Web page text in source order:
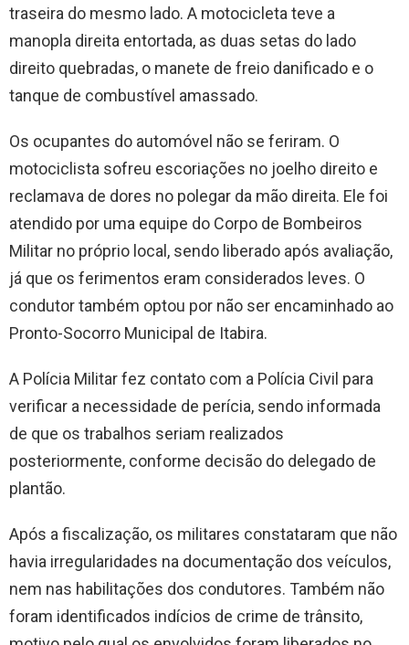
traseira do mesmo lado. A motocicleta teve a
manopla direita entortada, as duas setas do lado
direito quebradas, o manete de freio danificado e o
tanque de combustível amassado.
Os ocupantes do automóvel não se feriram. O
motociclista sofreu escoriações no joelho direito e
reclamava de dores no polegar da mão direita. Ele foi
atendido por uma equipe do Corpo de Bombeiros
Militar no próprio local, sendo liberado após avaliação,
já que os ferimentos eram considerados leves. O
condutor também optou por não ser encaminhado ao
Pronto-Socorro Municipal de Itabira.
A Polícia Militar fez contato com a Polícia Civil para
verificar a necessidade de perícia, sendo informada
de que os trabalhos seriam realizados
posteriormente, conforme decisão do delegado de
plantão.
Após a fiscalização, os militares constataram que não
havia irregularidades na documentação dos veículos,
nem nas habilitações dos condutores. Também não
foram identificados indícios de crime de trânsito,